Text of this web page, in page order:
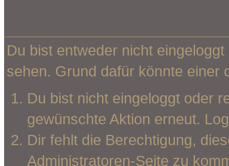
Du bist entweder nicht
sehen. Grund dafür könnte einer
Du bist nicht eingeloggt oder
gewünschte Aktion erneut.
Dir fehlt die Berechtigung,
Administratoren-Seite zu